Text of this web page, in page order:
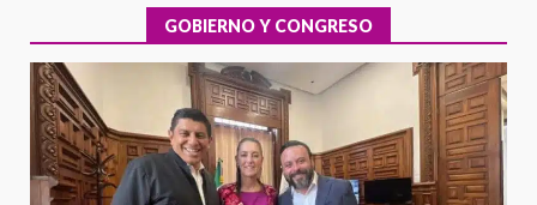
1
integral de las instalaciones de la
Escuela Secundaria General
Moisés Sáenz Garza
5 agosto 2026
2
Ciudad Salud: justicia social para
Oaxaca
5 agosto 2026
GOBIERNO Y CONGRESO